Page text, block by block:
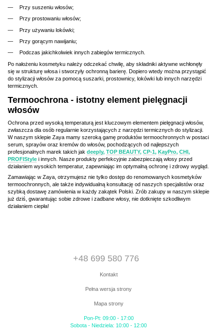
Przy suszeniu włosów;
Przy prostowaniu włosów;
Przy używaniu lokówki;
Przy gorącym nawijaniu;
Podczas jakichkolwiek innych zabiegów termicznych.
Po nałożeniu kosmetyku należy odczekać chwilę, aby składniki aktywne wchłonęły
się w strukturę włosa i stworzyły ochronną barierę. Dopiero wtedy można przystąpić
do stylizacji włosów za pomocą suszarki, prostownicy, lokówki lub innych narzędzi
termicznych.
Termoochrona - istotny element pielęgnacji
włosów
Ochrona przed wysoką temperaturą jest kluczowym elementem pielęgnacji włosów,
zwłaszcza dla osób regularnie korzystających z narzędzi termicznych do stylizacji.
W naszym sklepie Zaya mamy szeroką gamę produktów termoochronnych w postaci
serum, sprayów oraz kremów do włosów, pochodzących od najlepszych
profesjonalnych marek takich jak deeply, TOP BEAUTY, CP-1, KayPro, CHI ,
PROFIStyle i innych. Nasze produkty perfekcyjnie zabezpieczają włosy przed
działaniem wysokich temperatur, zapewniając im optymalną ochronę i zdrowy wygląd.
Zamawiając w Zaya, otrzymujesz nie tylko dostęp do renomowanych kosmetyków
termoochronnych, ale także indywidualną konsultację od naszych specjalistów oraz
szybką dostawę zamówienia w każdy zakątek Polski. Zrób zakupy w naszym sklepie
już dziś, gwarantując sobie zdrowe i zadbane włosy, nie dotknięte szkodliwym
działaniem ciepła!
+48 699 580 776
Kontakt
Pełna wersja strony
Mapa strony
Pon-Pt: 09:00 - 17:00
Sobota - Niedziela: 10:00 - 12:00